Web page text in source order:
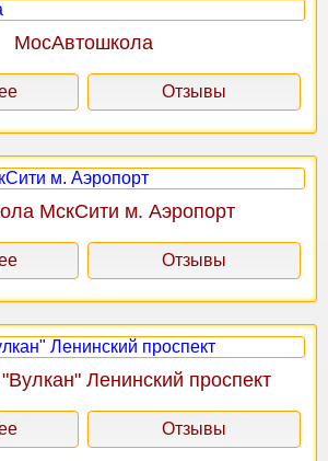
МосАвтошкола
Отзывы
МскСити м. Аэропорт
Отзывы
Ленинский проспект
Отзывы